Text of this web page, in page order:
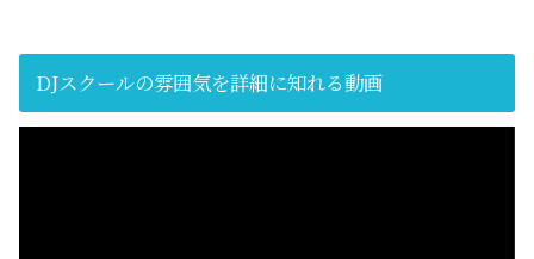
DJスクールの雰囲気を詳細に知れる動画